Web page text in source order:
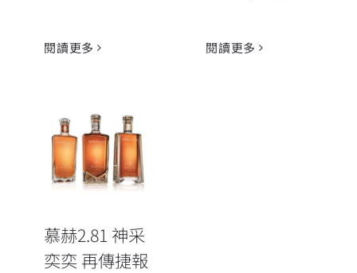
閱讀更多 閱讀更多
慕赫2.81 神采
奕奕 再傳捷報
慕赫2.81 神采
奕奕 再傳捷報